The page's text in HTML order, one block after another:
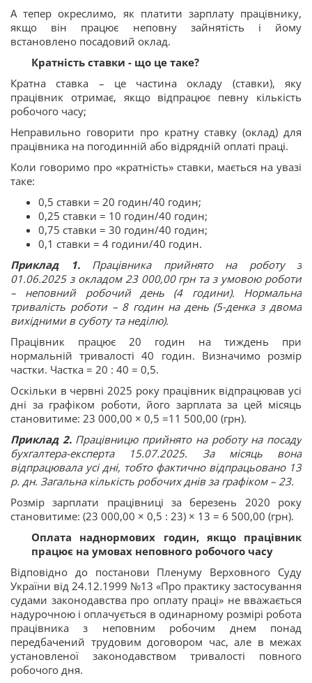
А тепер окреслимо, як платити зарплату працівнику,
якщо він працює неповну зайнятість і йому
встановлено посадовий оклад.
Кратність ставки - що це таке?
Кратна ставка – це частина окладу (ставки), яку
працівник отримає, якщо відпрацює певну кількість
робочого часу;
Неправильно говорити про кратну ставку (оклад) для
працівника на погодинній або відрядній оплаті праці.
Коли говоримо про «кратність» ставки, мається на увазі
таке:
0,5 ставки = 20 годин/40 годин;
0,25 ставки = 10 годин/40 годин;
0,75 ставки = 30 годин/40 годин;
0,1 ставки = 4 години/40 годин.
Приклад 1.Працівника прийнято на роботу з
01.06.2025 з окладом 23 000,00 грн та з умовою роботи
– неповний робочий день (4 години). Нормальна
тривалість роботи – 8 годин на день (5-денка з двома
вихідними в суботу та неділю).
Працівник працює 20 годин на тиждень при
нормальній тривалості 40 годин. Визначимо розмір
частки. Частка = 20 : 40 = 0,5.
Оскільки в червні 2025 року працівник відпрацював усі
дні за графіком роботи, його зарплата за цей місяць
становитиме: 23 000,00 × 0,5 =11 500,00 (грн).
Приклад 2. Працівницю прийнято на роботу на посаду
бухгалтера-експерта 15.07.2025. За місяць вона
відпрацювала усі дні, тобто фактично відпрацьовано 13
р. дн. Загальна кількість робочих днів за графіком – 23.
Розмір зарплати працівниці за березень 2020 року
становитиме: (23 000,00 × 0,5 : 23) × 13 = 6 500,00 (грн).
Оплата наднормових годин, якщо працівник
працює на умовах неповного робочого часу
Відповідно до постанови Пленуму Верховного Суду
України від 24.12.1999 №13 «Про практику застосування
судами законодавства про оплату праці» не вважається
надурочною і оплачується в одинарному розмірі робота
працівника з неповним робочим днем понад
передбачений трудовим договором час, але в межах
установленої законодавством тривалості повного
робочого дня.